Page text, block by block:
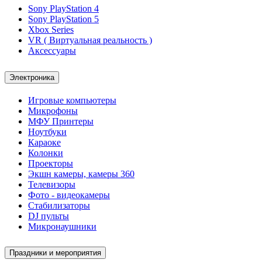
Sony PlayStation 4
Sony PlayStation 5
Xbox Series
VR ( Виртуальная реальность )
Аксессуары
Электроника
Игровые компьютеры
Микрофоны
МФУ Принтеры
Ноутбуки
Караоке
Колонки
Проекторы
Экшн камеры, камеры 360
Телевизоры
Фото - видеокамеры
Стабилизаторы
DJ пульты
Микронаушники
Праздники и мероприятия